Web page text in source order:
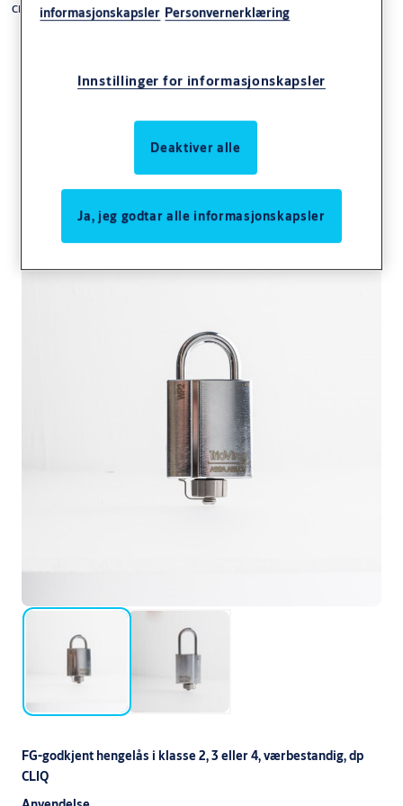
CLIQ hengelås
WP Hengelås dp CLIQ
klasse 2-3-4
FG-godkjent hengelås i klasse 2, 3 eller 4, værbestandig, dp
CLIQ
informasjonskapsler Personvernerklæring
Innstillinger for informasjonskapsler
Deaktiver alle
Ja, jeg godtar alle informasjonskapsler